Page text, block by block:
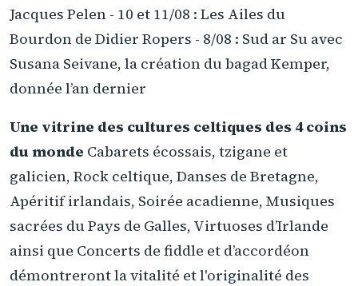
Jacques Pelen - 10 et 11/08 : Les Ailes du
Bourdon de Didier Ropers - 8/08 : Sud ar Su avec
Susana Seivane, la création du bagad Kemper,
donnée l’an dernier
Une vitrine des cultures celtiques des 4 coins
du monde Cabarets écossais, tzigane et
galicien, Rock celtique, Danses de Bretagne,
Apéritif irlandais, Soirée acadienne, Musiques
sacrées du Pays de Galles, Virtuoses d’Irlande
ainsi que Concerts de fiddle et d’accordéon
démontreront la vitalité et l'originalité des